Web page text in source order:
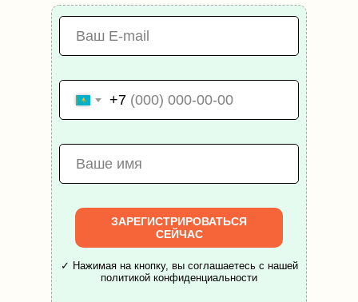
+7
ЗАРЕГИСТРИРОВАТЬСЯ
СЕЙЧАС
✓ Нажимая на кнопку, вы соглашаетесь с нашей
политикой конфиденциальности